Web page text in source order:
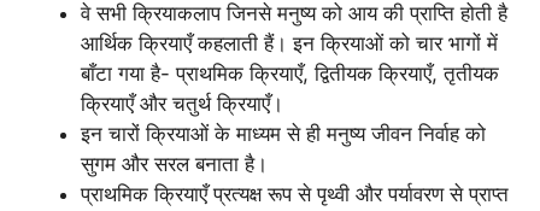
वे सभी क्रियाकलाप जिनसे मनुष्य को आय की प्राप्ति होती है
आर्थिक क्रियाएँ कहलाती हैं। इन क्रियाओं को चार भागों में
बाँटा गया है- प्राथमिक क्रियाएँ, द्वितीयक क्रियाएँ, तृतीयक
क्रियाएँ और चतुर्थ क्रियाएँ।
इन चारों क्रियाओं के माध्यम से ही मनुष्य जीवन निर्वाह को
सुगम और सरल बनाता है।
प्राथमिक क्रियाएँ प्रत्यक्ष रूप से पृथ्वी और पर्यावरण से प्राप्त